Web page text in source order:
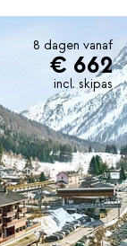
8 dagen vanaf
€ 662
incl. skipas